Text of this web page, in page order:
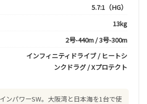
5.7:1（HG）
13kg
2号-440m / 3号-300m
インフィニティドライブ / ヒートシ
ンクドラグ / Xプロテクト
ンパワーSW。大阪湾と日本海を1台で使